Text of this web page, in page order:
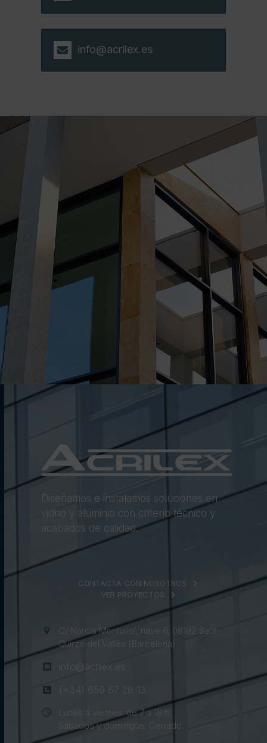
info@acrilex.es
Diseñamos e instalamos soluciones en
vidrio y aluminio con criterio técnico y
acabados de calidad.
CONTACTA CON NOSOTROS
VER PROYECTOS
C/ Narcís Monturiol, nave 6, 08192 Sant
Quirze del Vallès (Barcelona)
info@acrilex.es
(+34) 659 67 28 13
Lunes a viernes: de 7 a 18 h.
Sábados y domingos: Cerrado.